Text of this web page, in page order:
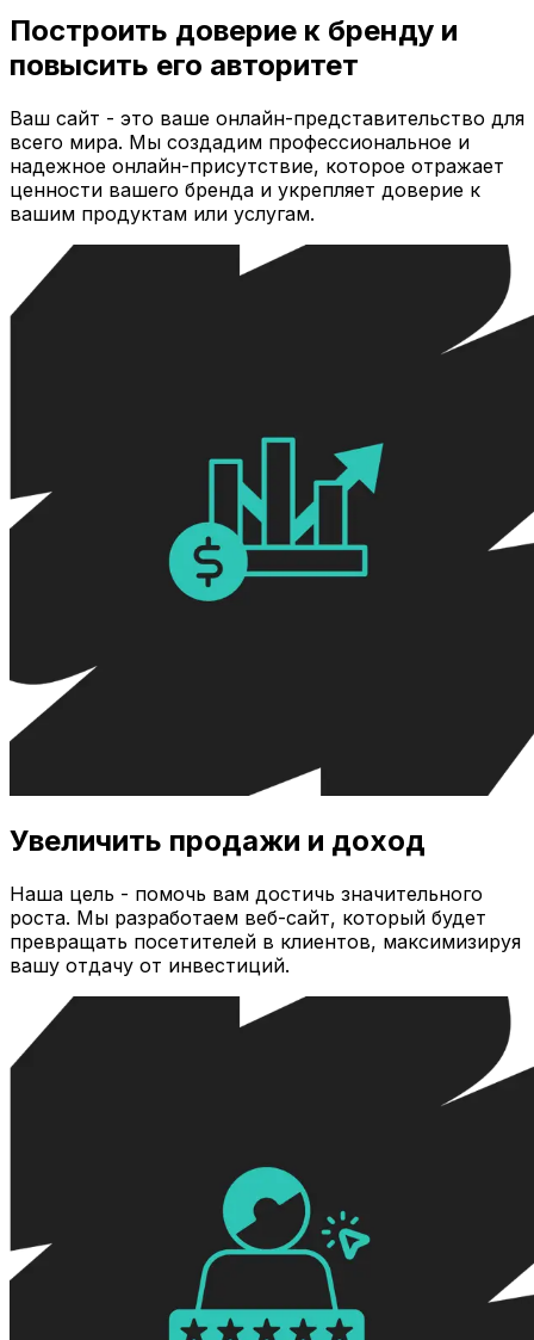
Построить доверие к бренду и
повысить его авторитет
Ваш сайт - это ваше онлайн-представительство для
всего мира. Мы создадим профессиональное и
надежное онлайн-присутствие, которое отражает
ценности вашего бренда и укрепляет доверие к
вашим продуктам или услугам.
Увеличить продажи и доход
Наша цель - помочь вам достичь значительного
роста. Мы разработаем веб-сайт, который будет
превращать посетителей в клиентов, максимизируя
вашу отдачу от инвестиций.